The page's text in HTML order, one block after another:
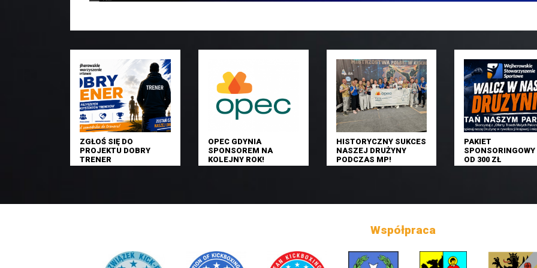
ZGŁOŚ SIĘ DO
PROJEKTU DOBRY
TRENER
OPEC GDYNIA
SPONSOREM NA
KOLEJNY ROK!
HISTORYCZNY SUKCES
NASZEJ DRUŻYNY
PODCZAS MP!
PAKIET
OD 300 ZŁ
Współpraca